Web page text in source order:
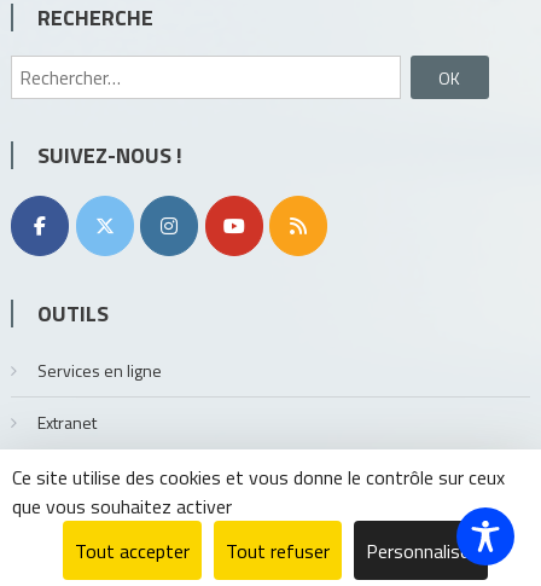
RECHERCHE
Rechercher :
SUIVEZ-NOUS !
OUTILS
Services en ligne
Extranet
MMXVII GrandAngoulême
Ce site utilise des cookies et vous donne le contrôle sur ceux
que vous souhaitez activer
Tout accepter
Tout refuser Personnaliser